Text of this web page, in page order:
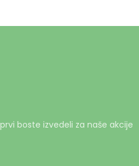
boste izvedeli za naše akcije